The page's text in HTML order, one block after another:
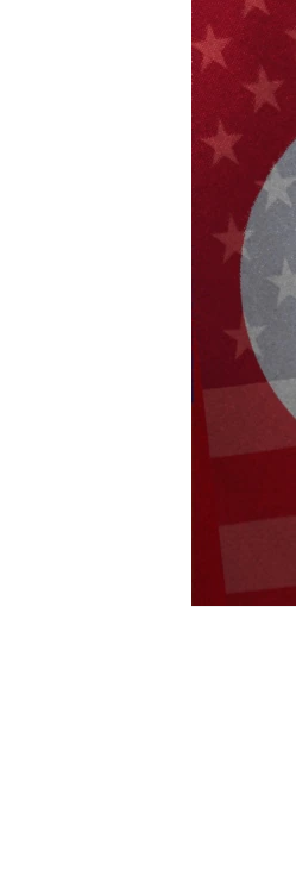
УКРАЇНСЬКА ПРОБЛЕМА КРИМУ